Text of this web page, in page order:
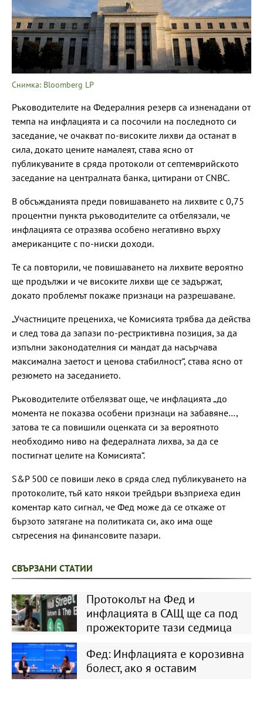
Снимка: Bloomberg LP
Ръководителите на Федералния резерв са изненадани от
темпа на инфлацията и са посочили на последното си
заседание, че очакват по-високите лихви да останат в
сила, докато цените намалеят, става ясно от
публикуваните в сряда протоколи от септемврийското
заседание на централната банка, цитирани от CNBC.
В обсъжданията преди повишаването на лихвите с 0,75
процентни пункта ръководителите са отбелязали, че
инфлацията се отразява особено негативно върху
американците с по-ниски доходи.
Те са повторили, че повишаването на лихвите вероятно
ще продължи и че високите лихви ще се задържат,
докато проблемът покаже признаци на разрешаване.
„Участниците прецениха, че Комисията трябва да действа
и след това да запази по-рестриктивна позиция, за да
изпълни законодателния си мандат да насърчава
максимална заетост и ценова стабилност“, става ясно от
резюмето на заседанието.
Ръководителите отбелязват още, че инфлацията „до
момента не показва особени признаци на забавяне…,
затова те са повишили оценката си за вероятното
необходимо ниво на федералната лихва, за да се
постигнат целите на Комисията“.
S&P 500 се повиши леко в сряда след публикуването на
протоколите, тъй като някои трейдъри възприеха един
коментар като сигнал, че Фед може да се откаже от
бързото затягане на политиката си, ако има още
сътресения на финансовите пазари.
СВЪРЗАНИ СТАТИИ
Протоколът на Фед и
инфлацията в САЩ ще са под
прожекторите тази седмица
Фед: Инфлацията е корозивна
болест, ако я оставим